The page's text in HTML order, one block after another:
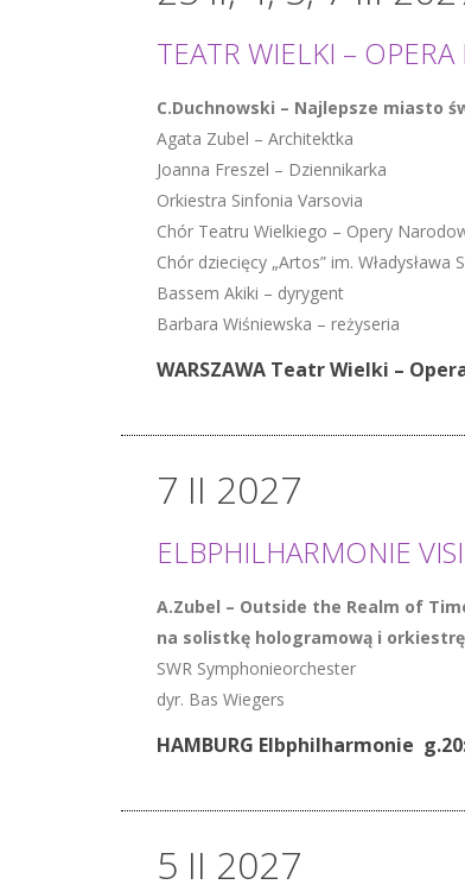
TEATR WIELKI –
C.Duchnowski – Najlepsze miasto
Agata Zubel – Architektka
Joanna Freszel – Dziennikarka
Orkiestra Sinfonia Varsovia
Chór Teatru Wielkiego – Opery
Chór dziecięcy „Artos” im. Władysława
Bassem Akiki – dyrygent
Barbara Wiśniewska – reżyseria
WARSZAWA Teatr Wielki –
7 II 2027
ELBPHILHARMONIE
A.Zubel – Outside the Realm of
na solistkę hologramową i orkiestrę
SWR Symphonieorchester
dyr. Bas Wiegers
HAMBURG Elbphilharmonie
5 II 2027